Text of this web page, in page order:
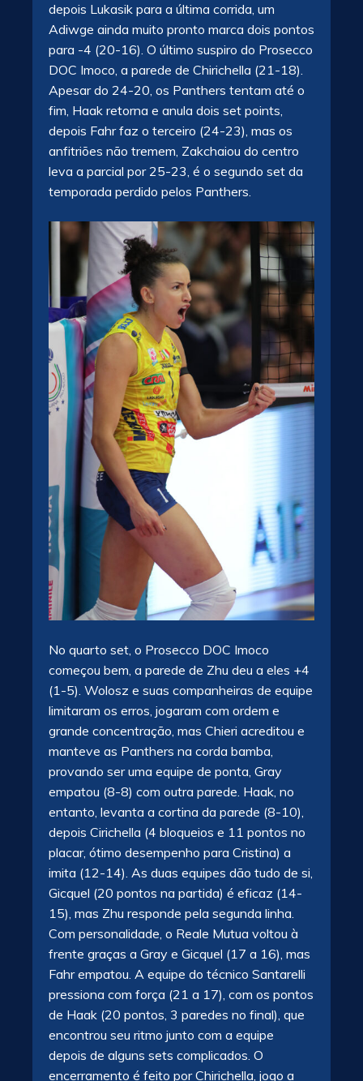
depois Lukasik para a última corrida, um
Adiwge ainda muito pronto marca dois pontos
para -4 (20-16). O último suspiro do Prosecco
DOC Imoco, a parede de Chirichella (21-18).
Apesar do 24-20, os Panthers tentam até o
fim, Haak retorna e anula dois set points,
depois Fahr faz o terceiro (24-23), mas os
anfitriões não tremem, Zakchaiou do centro
leva a parcial por 25-23, é o segundo set da
temporada perdido pelos Panthers.
No quarto set, o Prosecco DOC Imoco
começou bem, a parede de Zhu deu a eles +4
(1-5). Wolosz e suas companheiras de equipe
limitaram os erros, jogaram com ordem e
grande concentração, mas Chieri acreditou e
manteve as Panthers na corda bamba,
provando ser uma equipe de ponta, Gray
empatou (8-8) com outra parede. Haak, no
entanto, levanta a cortina da parede (8-10),
depois Cirichella (4 bloqueios e 11 pontos no
placar, ótimo desempenho para Cristina) a
imita (12-14). As duas equipes dão tudo de si,
Gicquel (20 pontos na partida) é eficaz (14-
15), mas Zhu responde pela segunda linha.
Com personalidade, o Reale Mutua voltou à
frente graças a Gray e Gicquel (17 a 16), mas
Fahr empatou. A equipe do técnico Santarelli
pressiona com força (21 a 17), com os pontos
de Haak (20 pontos, 3 paredes no final), que
encontrou seu ritmo junto com a equipe
depois de alguns sets complicados. O
encerramento é feito por Chirichella, jogo a